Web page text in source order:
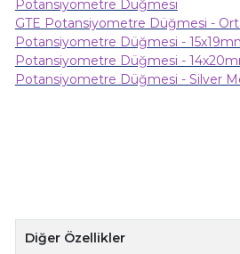
Potansiyometre Düğmesi
GTE Potansiyometre Düğmesi -
Potansiyometre Düğmesi -
Potansiyometre Düğmesi -
Potansiyometre Düğmesi - Silver
Diğer Özellikler